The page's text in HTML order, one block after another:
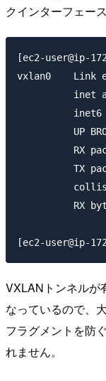
クインターフェース
[ec2-user@ip-
vxlan0    Link
inet
inet6
UP
RX
TX
RX
VXLANトンネルが
なっているので、
フラグメントを防
れません。